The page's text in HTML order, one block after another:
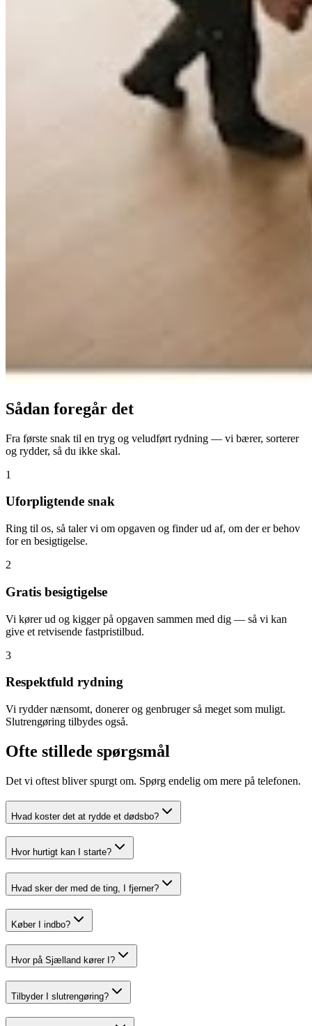
Sådan foregår det
Fra første snak til en tryg og veludført rydning — vi bærer, sorterer
og rydder, så du ikke skal.
1
Uforpligtende snak
Ring til os, så taler vi om opgaven og finder ud af, om der er behov
for en besigtigelse.
2
Gratis besigtigelse
Vi kører ud og kigger på opgaven sammen med dig — så vi kan
give et retvisende fastpristilbud.
3
Respektfuld rydning
Vi rydder nænsomt, donerer og genbruger så meget som muligt.
Slutrengøring tilbydes også.
Ofte stillede spørgsmål
Det vi oftest bliver spurgt om. Spørg endelig om mere på telefonen.
Hvad koster det at rydde et dødsbo?
Hvor hurtigt kan I starte?
Hvad sker der med de ting, I fjerner?
Køber I indbo?
Hvor på Sjælland kører I?
Tilbyder I slutrengøring?